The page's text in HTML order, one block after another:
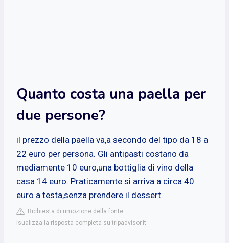
Quanto costa una paella per
due persone?
il prezzo della paella va,a secondo del tipo da 18 a
22 euro per persona. Gli antipasti costano da
mediamente 10 euro,una bottiglia di vino della
casa 14 euro. Praticamente si arriva a circa 40
euro a testa,senza prendere il dessert.
Richiesta di rimozione della fonte
isualizza la risposta completa su tripadvisor.it